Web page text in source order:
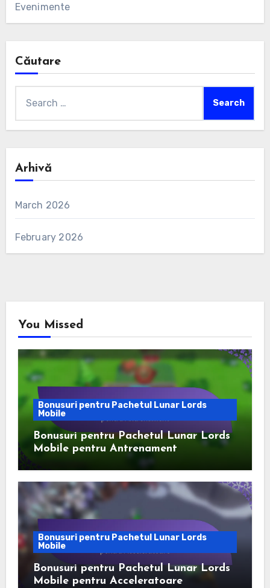
Evenimente
Căutare
for:
Arhivă
March 2026
February 2026
You Missed
Bonusuri pentru Pachetul Lunar Lords
Mobile
Bonusuri pentru Pachetul Lunar Lords
Mobile pentru Antrenament
Bonusuri pentru Pachetul Lunar Lords
Mobile
Bonusuri pentru Pachetul Lunar Lords
Mobile pentru Acceleratoare